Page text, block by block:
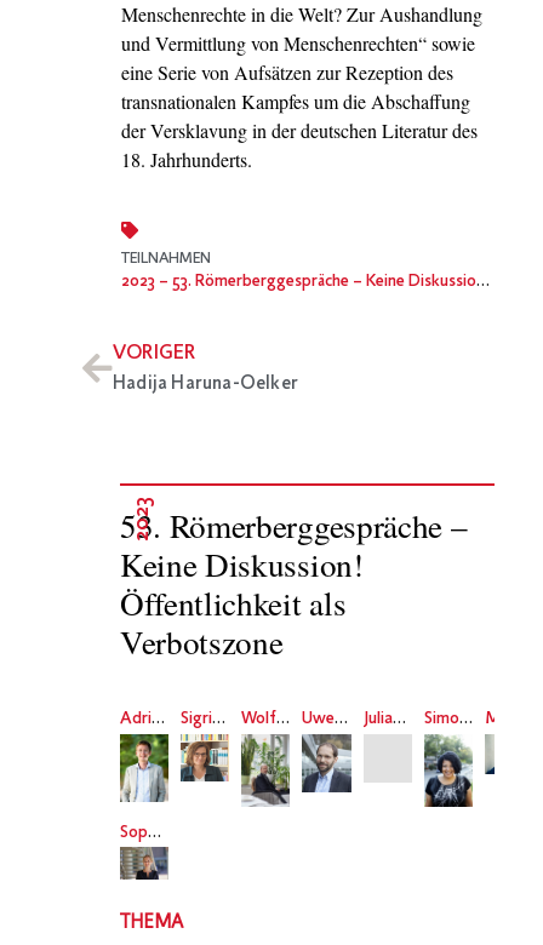
Menschenrechte in die Welt? Zur Aushandlung
und Vermittlung von Menschenrechten“ sowie
eine Serie von Aufsätzen zur Rezeption des
transnationalen Kampfes um die Abschaffung
der Versklavung in der deutschen Literatur des
18. Jahrhunderts.
TEILNAHMEN
2023 – 53. Römerberggespräche – Keine Diskussion! Öffentlichkeit als Verbotszone
VORIGER
Hadija Haruna-Oelker
2023
53. Römerberggespräche –
Keine Diskussion!
Öffentlichkeit als
Verbotszone
Adrian Daub Sigrid Köhler Wolfgang Ullrich Uwe Volkmann Julian Nida-Rümelin Simone Dede Ayivi
Sophie Schönberger
THEMA